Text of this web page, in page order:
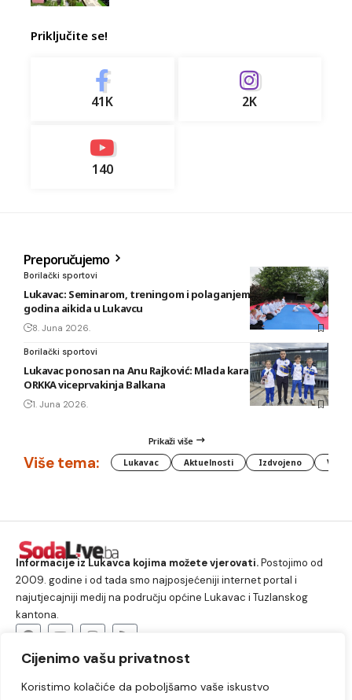
Cijenimo vašu privatnost
Koristimo kolačiće da poboljšamo vaše iskustvo
Priključite se!
41K 2K
140
Preporučujemo
Borilački sportovi
Lukavac: Seminarom, treningom i polaganjem obilježeno 20
godina aikida u Lukavcu
8. Juna 2026.
Borilački sportovi
Lukavac ponosan na Anu Rajković: Mlada karatistkinja KBS
ORKKA viceprvakinja Balkana
1. Juna 2026.
Prikaži više
Više tema: Lukavac Aktuelnosti Izdvojeno
Informacije iz Lukavca kojima možete vjerovati.Postojimo od
2009. godine i od tada smo najposjećeniji internet portal i
najutjecajniji medij na području općine Lukavac i Tuzlanskog
kantona.
Lukavac Društvo Crna hronika Sport